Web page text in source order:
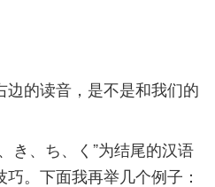
的读音，是不是和我们的
き、ち、く”为结尾的汉语
。下面我再举几个例子：